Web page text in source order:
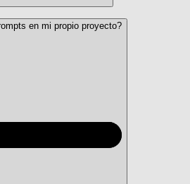
en mi propio proyecto?